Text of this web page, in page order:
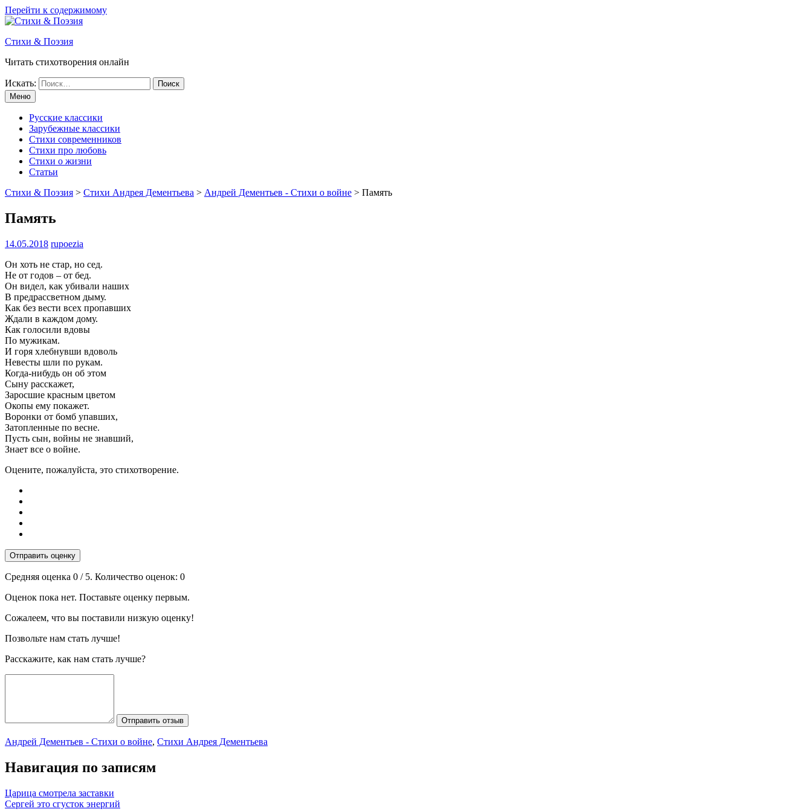
Перейти к содержимому
Стихи & Поэзия
Читать стихотворения онлайн
Искать:
Меню
Русские классики
Зарубежные классики
Стихи современников
Стихи про любовь
Стихи о жизни
Статьи
Стихи & Поэзия > Стихи Андрея Дементьева > Андрей Дементьев - Стихи о войне > Память
Память
14.05.2018 rupoezia
Он хоть не стар, но сед.
Не от годов – от бед.
Он видел, как убивали наших
В предрассветном дыму.
Как без вести всех пропавших
Ждали в каждом дому.
Как голосили вдовы
По мужикам.
И горя хлебнувши вдоволь
Невесты шли по рукам.
Когда-нибудь он об этом
Сыну расскажет,
Заросшие красным цветом
Окопы ему покажет.
Воронки от бомб упавших,
Затопленные по весне.
Пусть сын, войны не знавший,
Знает все о войне.
Оцените, пожалуйста, это стихотворение.
Отправить оценку
Средняя оценка 0 / 5. Количество оценок: 0
Оценок пока нет. Поставьте оценку первым.
Сожалеем, что вы поставили низкую оценку!
Позвольте нам стать лучше!
Расскажите, как нам стать лучше?
Отправить отзыв
Андрей Дементьев - Стихи о войне, Стихи Андрея Дементьева
Навигация по записям
Царица смотрела заставки
Сергей это сгусток энергий